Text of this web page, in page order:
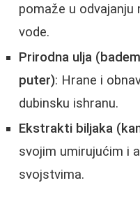
pomaže u odvajanju
vode.
Prirodna ulja
puter): Hrane i
dubinsku ishranu.
Ekstrakti biljaka
svojim umirujućim i
svojstvima.